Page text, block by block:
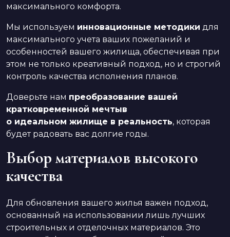
максимального комфорта.
Мы используем инновационные методики для
максимального учета ваших пожеланий и
особенностей вашего жилища, обеспечивая при
этом не только креативный подход, но и строгий
контроль качества исполнения планов.
Доверьте нам преобразование вашей
кратковременной мечтыв
о идеальном жилище в реальность, которая
будет радовать вас долгие годы.
Выбор материалов высокого
качества
Для обновления вашего жилья важен подход,
основанный на использовании лишь лучших
строительных и отделочных материалов. Это